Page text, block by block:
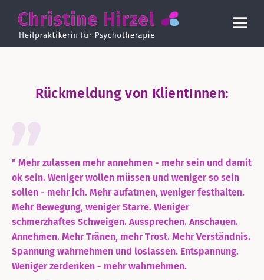
Rückmeldung von KlientInnen:
" Mehr zulassen mehr annehmen - mehr sein und damit
ok sein. Weniger wollen müssen und weniger so sein
sollen - mehr ich. Mehr aufatmen, weniger festhalten.
Mehr Bewegung, weniger Starre. Weniger
schmerzhaftes Schweigen. Aussprechen. Anschauen.
Annehmen. Mehr Tränen, mehr Trost. Mehr Verständnis.
Spannung wahrnehmen und loslassen. Entspannung.
Weniger zerdenken - mehr wahrnehmen.